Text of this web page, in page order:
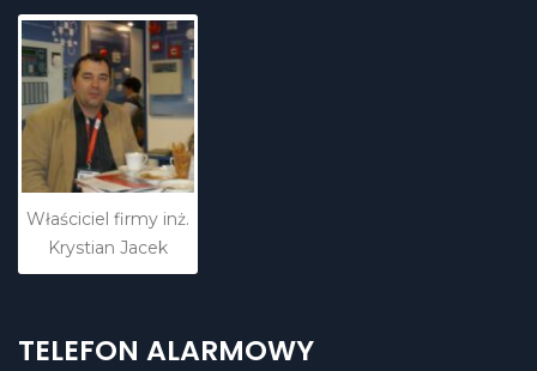
Właściciel firmy inż.
Krystian Jacek
TELEFON ALARMOWY